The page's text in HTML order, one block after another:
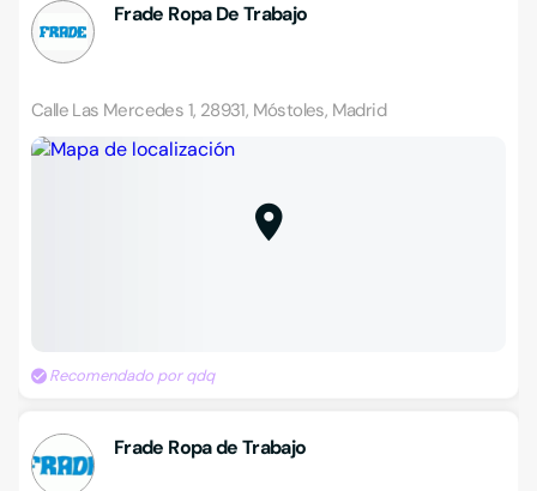
Frade Ropa De Trabajo
Calle Las Mercedes 1, 28931, Móstoles, Madrid
Recomendado por qdq
Frade Ropa de Trabajo